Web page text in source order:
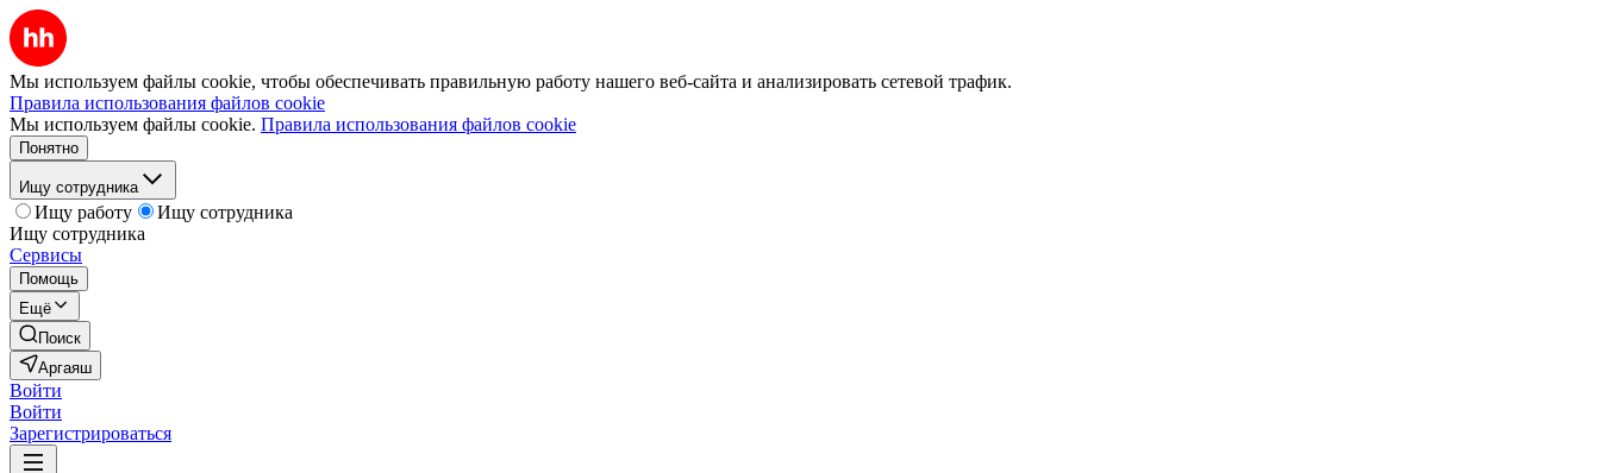
Мы используем файлы cookie, чтобы обеспечивать правильную работу нашего веб-сайта и анализировать сетевой трафик.
Правила использования файлов cookie
Мы используем файлы cookie. Правила использования файлов cookie
Понятно
Ищу сотрудника
Ищу работу
Ищу сотрудника
Ищу сотрудника
Сервисы
Помощь
Ещё
Поиск
Аргаяш
Войти
Войти
Зарегистрироваться